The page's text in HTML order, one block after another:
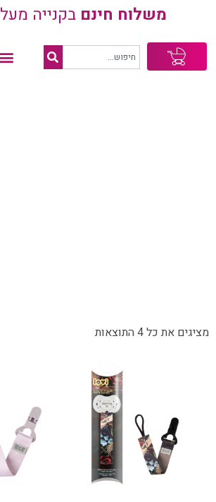
משלוח חינםבקנייה מעל 399 ₪
מציגים את כל ⁦4⁩ התוצאות